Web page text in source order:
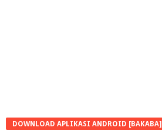
DOWNLOAD APLIKASI ANDROID [BAKABA]